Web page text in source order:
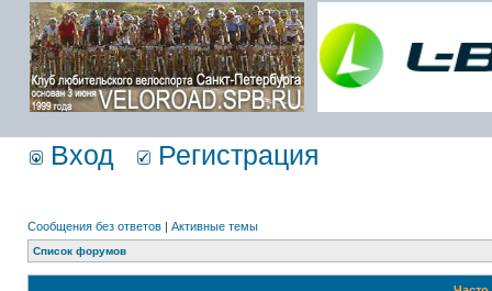
Вход Регистрация
Сообщения без ответов | Активные темы
Список форумов